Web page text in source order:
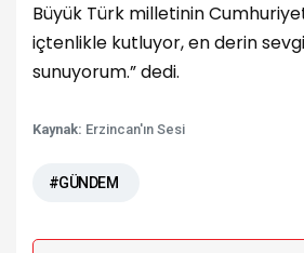
Büyük Türk milletinin
içtenlikle kutluyor, en derin sevgi
sunuyorum.” dedi.
Kaynak: Erzincan'ın Sesi
#GÜNDEM